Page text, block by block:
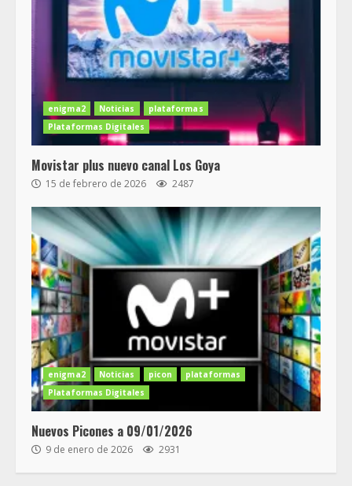
enigma2 Noticias
plataformas
Plataformas Digitales
Movistar plus nuevo canal Los Goya
15 de febrero de 2026 2487
enigma2 Noticias picon
plataformas
Plataformas Digitales
Nuevos Picones a 09/01/2026
9 de enero de 2026 2931